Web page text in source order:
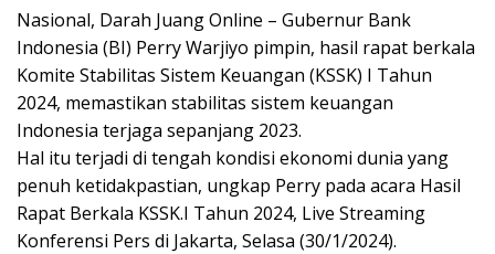
Nasional, Darah Juang Online – Gubernur Bank
Indonesia (BI) Perry Warjiyo pimpin, hasil rapat berkala
Komite Stabilitas Sistem Keuangan (KSSK) I Tahun
2024, memastikan stabilitas sistem keuangan
Indonesia terjaga sepanjang 2023.
Hal itu terjadi di tengah kondisi ekonomi dunia yang
penuh ketidakpastian, ungkap Perry pada acara Hasil
Rapat Berkala KSSK.I Tahun 2024, Live Streaming
Konferensi Pers di Jakarta, Selasa (30/1/2024).